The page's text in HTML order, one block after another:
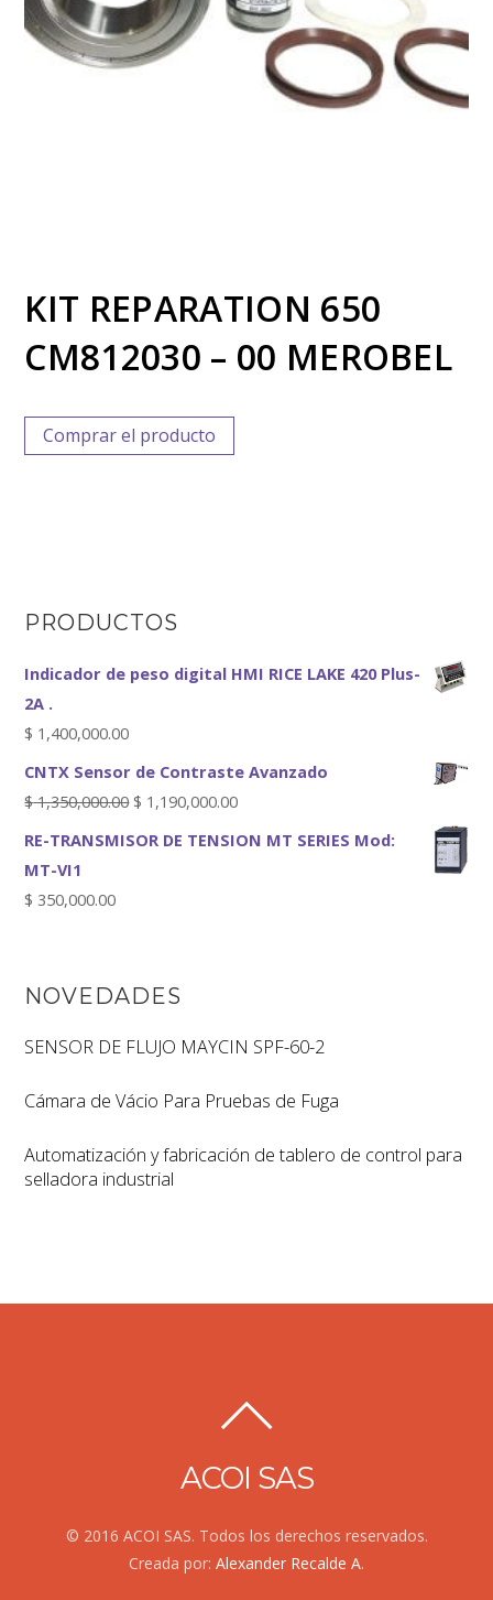
KIT REPARATION 650
CM812030 – 00 MEROBEL
Comprar el producto
PRODUCTOS
Indicador de peso digital HMI RICE LAKE 420 Plus-
2A .
$ 1,400,000.00
CNTX Sensor de Contraste Avanzado
$1,350,000.00 $ 1,190,000.00
RE-TRANSMISOR DE TENSION MT SERIES Mod:
MT-VI1
$ 350,000.00
NOVEDADES
SENSOR DE FLUJO MAYCIN SPF-60-2
Cámara de Vácio Para Pruebas de Fuga
Automatización y fabricación de tablero de control para
selladora industrial
ACOI SAS
© 2016 ACOI SAS. Todos los derechos reservados.
Creada por: Alexander Recalde A.